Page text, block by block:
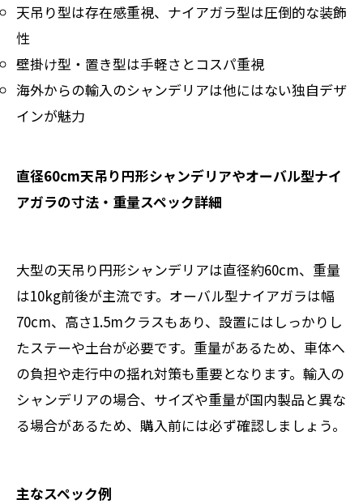
天吊り型は存在感重視、ナイアガラ型は圧倒的な装飾
性
壁掛け型・置き型は手軽さとコスパ重視
海外からの輸入のシャンデリアは他にはない独自デザ
インが魅力
直径60cm天吊り円形シャンデリアやオーバル型ナイ
アガラの寸法・重量スペック詳細
大型の天吊り円形シャンデリアは直径約60cm、重量
は10kg前後が主流です。オーバル型ナイアガラは幅
70cm、高さ1.5mクラスもあり、設置にはしっかりし
たステーや土台が必要です。重量があるため、車体へ
の負担や走行中の揺れ対策も重要となります。輸入の
シャンデリアの場合、サイズや重量が国内製品と異な
る場合があるため、購入前には必ず確認しましょう。
主なスペック例